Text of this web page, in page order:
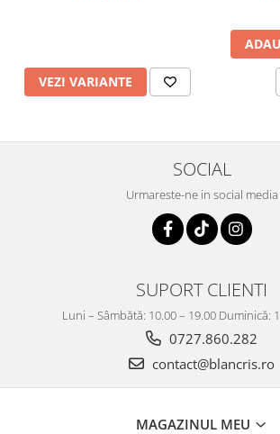
VEZI VARIANTE
SOCIAL
Urmareste-ne in social media
SUPORT CLIENTI
Luni – Sâmbătă: 10.00 – 19.00 Duminică:
0727.860.282
contact@blancris.ro
MAGAZINUL MEU